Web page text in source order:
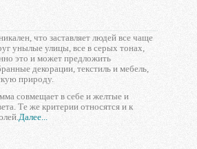
что заставляет людей все чаще
унылые улицы, все в серых тонах,
это и может предложить
декорации, текстиль и мебель,
природу.
совмещает в себе и желтые и
Те же критерии относятся и к
Далее...